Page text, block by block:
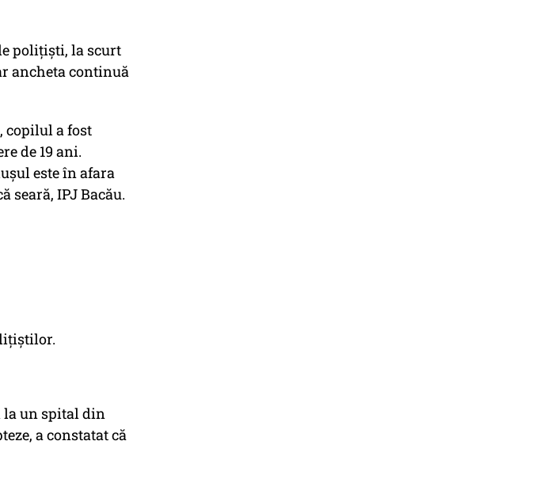
polițiști, la scurt
ancheta continuă
copilul a fost
de 19 ani.
este în afara
IPJ Bacău.
la un spital din
a constatat că